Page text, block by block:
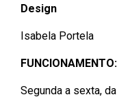
Design
Isabela Portela
FUNCIONAMENTO:
Segunda a sexta,